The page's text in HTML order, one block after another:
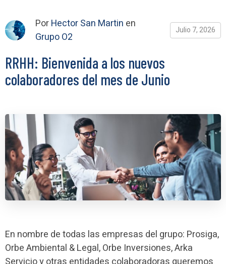
PorHector San Martin en
Grupo O2
Julio 7, 2026
RRHH: Bienvenida a los nuevos
colaboradores del mes de Junio
En nombre de todas las empresas del grupo: Prosiga,
Orbe Ambiental & Legal, Orbe Inversiones, Arka